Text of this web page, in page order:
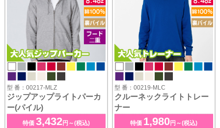
型 番：00217-MLZ
ジップアップライトパーカ
ー(パイル)
特価 3,432円～(税込)
型 番：00219-MLC
クルーネックライトトレー
ナー
特価 1,980円～(税込)